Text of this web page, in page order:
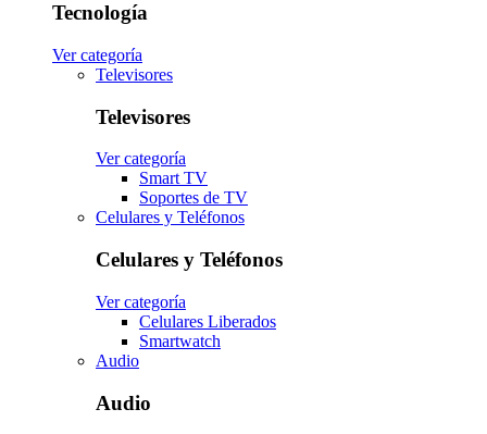
Tecnología
Ver categoría
Televisores
Televisores
Ver categoría
Smart TV
Soportes de TV
Celulares y Teléfonos
Celulares y Teléfonos
Ver categoría
Celulares Liberados
Smartwatch
Audio
Audio